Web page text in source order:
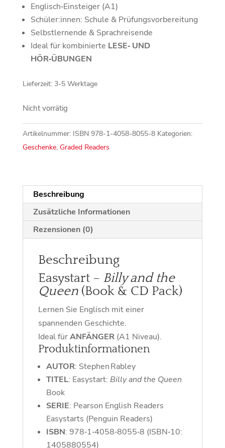
Englisch‑Einsteiger (A1)
Schüler:innen: Schule & Prüfungsvorbereitung
Selbstlernende & Sprachreisende
Ideal für kombinierte LESE‑ UND
HÖR‑ÜBUNGEN
Lieferzeit: 3-5 Werktage
Nicht vorrätig
Artikelnummer: ISBN 978-1-4058-8055-8 Kategorien:
Geschenke, Graded Readers
Beschreibung
Zusätzliche Informationen
Rezensionen (0)
Beschreibung
Easystart – Billy and the
Queen(Book & CD Pack)
Lernen Sie Englisch mit einer
spannenden Geschichte.
Ideal fürANFÄNGER(A1 Niveau).
Produktinformationen
AUTOR: Stephen Rabley
TITEL: Easystart: Billy and the Queen
Book
SERIE: Pearson English Readers
Easystarts (Penguin Readers)
ISBN: 978‑1‑4058‑8055‑8 (ISBN‑10:
1405880554)